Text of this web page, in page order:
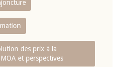
des prix à la
et perspectives